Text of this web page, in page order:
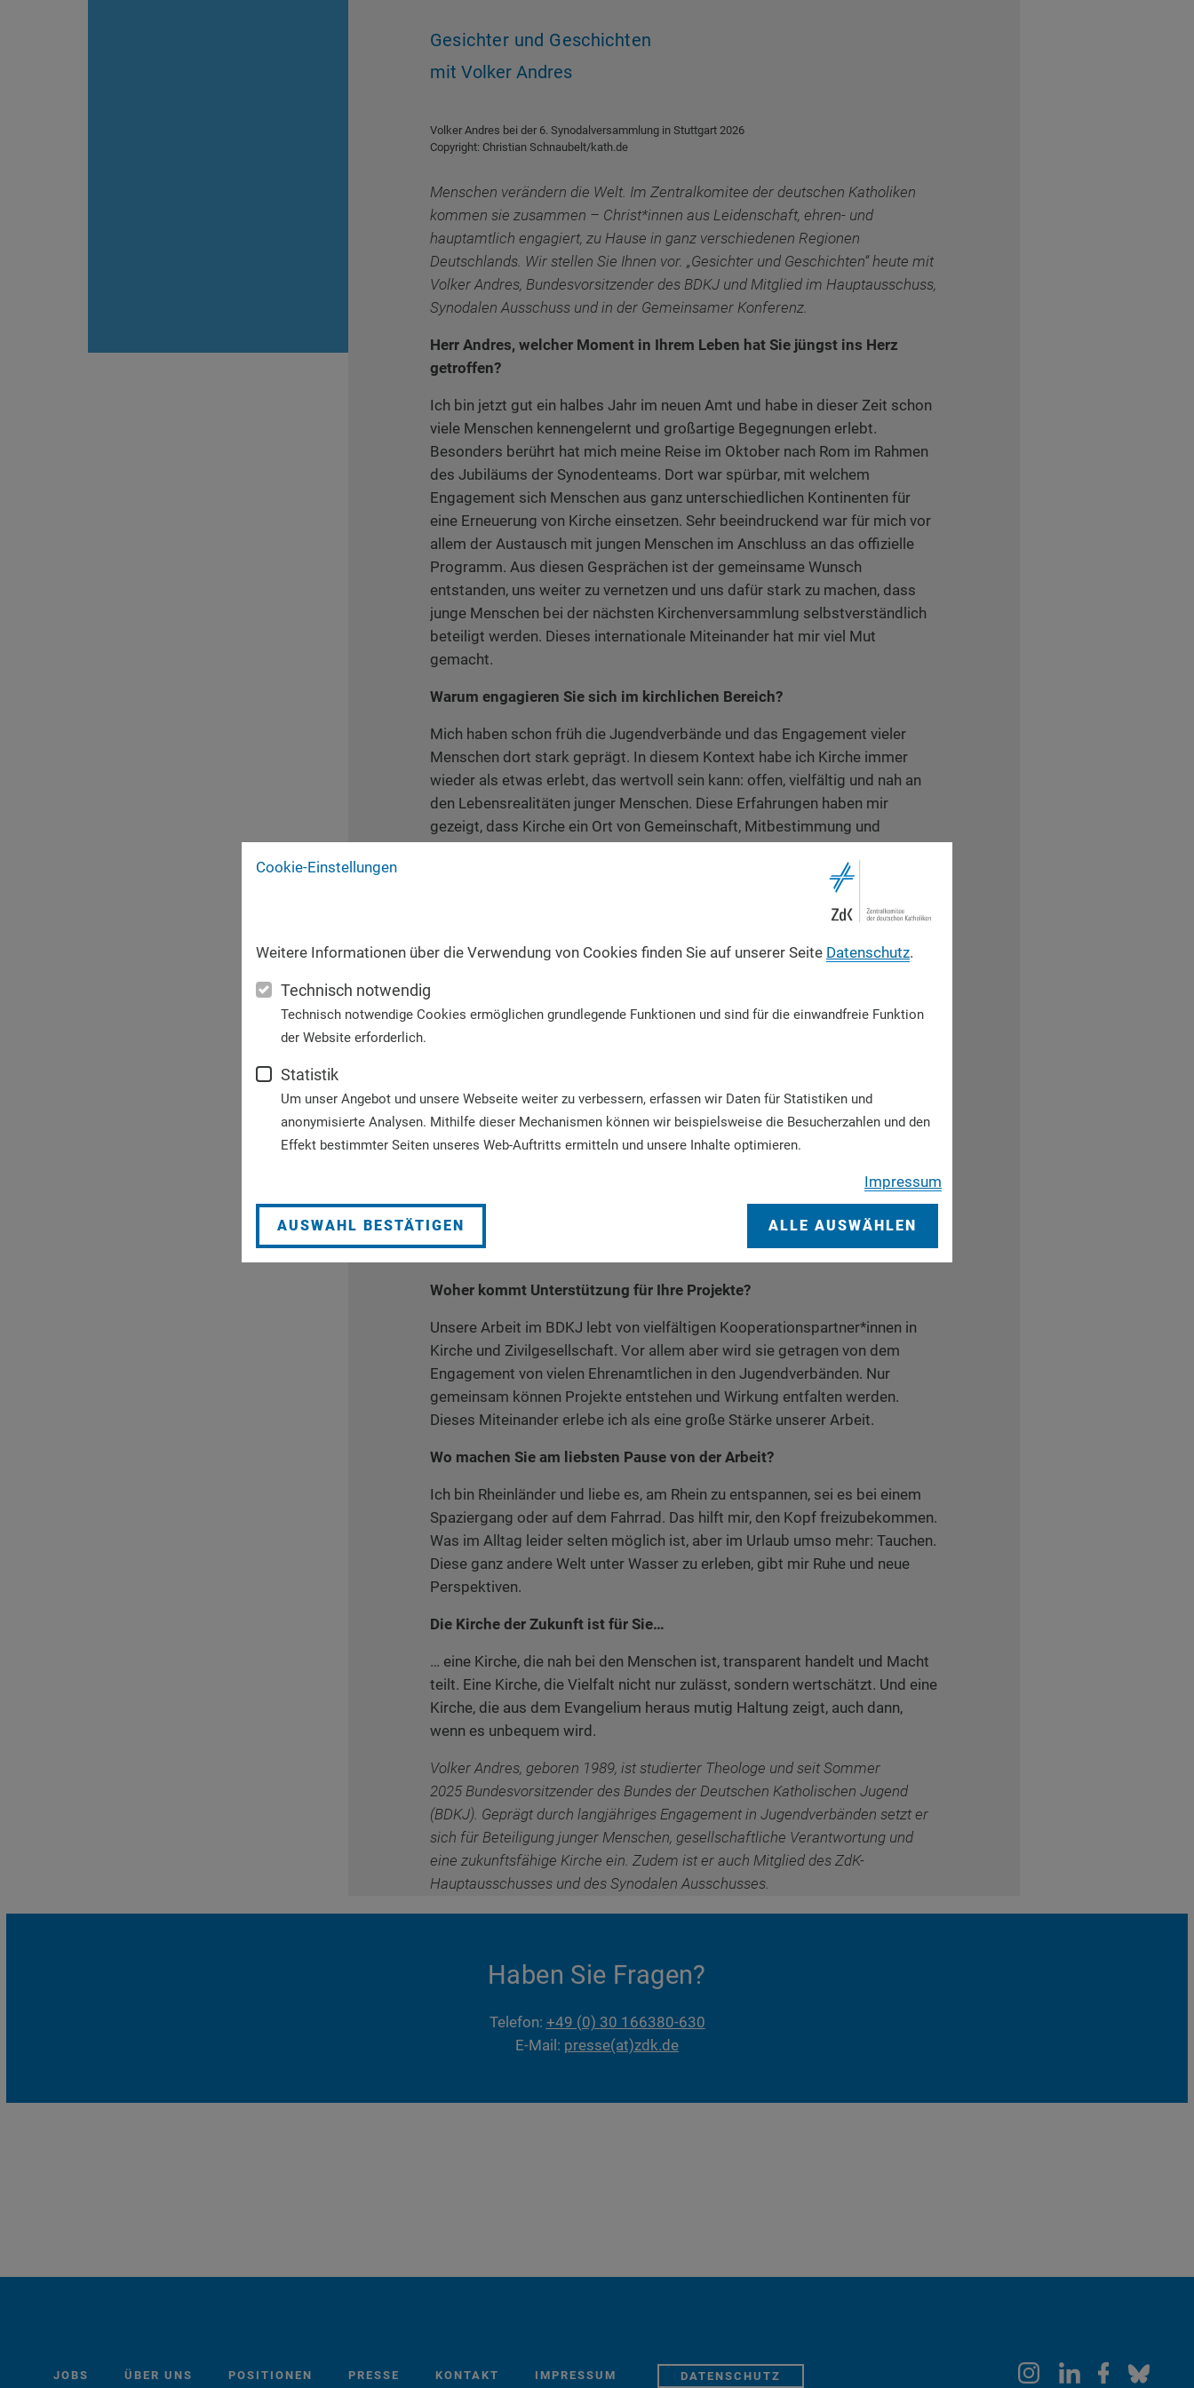
Gesichter und Geschichten
mit Volker Andres
öffnet größere Variante in Lightbox
Volker Andres bei der 6. Synodalversammlung in Stuttgart 2026
Copyright: Christian Schnaubelt/kath.de
Menschen verändern die Welt. Im Zentralkomitee der deutschen Katholiken
kommen sie zusammen – Christ*innen aus Leidenschaft, ehren- und
hauptamtlich engagiert, zu Hause in ganz verschiedenen Regionen
Deutschlands. Wir stellen Sie Ihnen vor. „Gesichter und Geschichten“ heute mit
Volker Andres, Bundesvorsitzender des BDKJ und Mitglied im Hauptausschuss,
Synodalen Ausschuss und in der Gemeinsamer Konferenz.
Herr Andres, welcher Moment in Ihrem Leben hat Sie jüngst ins Herz
getroffen?
Ich bin jetzt gut ein halbes Jahr im neuen Amt und habe in dieser Zeit schon
viele Menschen kennengelernt und großartige Begegnungen erlebt.
Besonders berührt hat mich meine Reise im Oktober nach Rom im Rahmen
des Jubiläums der Synodenteams. Dort war spürbar, mit welchem
Engagement sich Menschen aus ganz unterschiedlichen Kontinenten für
eine Erneuerung von Kirche einsetzen. Sehr beeindruckend war für mich vor
allem der Austausch mit jungen Menschen im Anschluss an das offizielle
Programm. Aus diesen Gesprächen ist der gemeinsame Wunsch
entstanden, uns weiter zu vernetzen und uns dafür stark zu machen, dass
junge Menschen bei der nächsten Kirchenversammlung selbstverständlich
beteiligt werden. Dieses internationale Miteinander hat mir viel Mut
gemacht.
Warum engagieren Sie sich im kirchlichen Bereich?
Mich haben schon früh die Jugendverbände und das Engagement vieler
Menschen dort stark geprägt. In diesem Kontext habe ich Kirche immer
wieder als etwas erlebt, das wertvoll sein kann: offen, vielfältig und nah an
den Lebensrealitäten junger Menschen. Diese Erfahrungen haben mir
gezeigt, dass Kirche ein Ort von Gemeinschaft, Mitbestimmung und
und weiteren Menschen positive Erfahrungen ermöglichen, wie ich sie
erleben, in dem sie ernst genommen werden und wirklich mitgestalten
können. Dazu gehört für mich eine Kirche, die zuhört, lernfähig ist und den
Was macht Sie an Ihrer Arbeit glücklich?
und zu sehen, mit welchem Engagement und welcher Leidenschaft sie sich
einbringen. Wenn ich erlebe, dass junge Menschen merken: Mein Einsatz
zählt, meine Stimme hat Gewicht - dann ist das für mich eine große
Motivation und Bestätigung.
Woher kommt Unterstützung für Ihre Projekte?
Unsere Arbeit im BDKJ lebt von vielfältigen Kooperationspartner*innen in
Kirche und Zivilgesellschaft. Vor allem aber wird sie getragen von dem
Engagement von vielen Ehrenamtlichen in den Jugendverbänden. Nur
gemeinsam können Projekte entstehen und Wirkung entfalten werden.
Dieses Miteinander erlebe ich als eine große Stärke unserer Arbeit.
Wo machen Sie am liebsten Pause von der Arbeit?
Ich bin Rheinländer und liebe es, am Rhein zu entspannen, sei es bei einem
Spaziergang oder auf dem Fahrrad. Das hilft mir, den Kopf freizubekommen.
Was im Alltag leider selten möglich ist, aber im Urlaub umso mehr: Tauchen.
Diese ganz andere Welt unter Wasser zu erleben, gibt mir Ruhe und neue
Perspektiven.
Die Kirche der Zukunft ist für Sie…
… eine Kirche, die nah bei den Menschen ist, transparent handelt und Macht
teilt. Eine Kirche, die Vielfalt nicht nur zulässt, sondern wertschätzt. Und eine
Kirche, die aus dem Evangelium heraus mutig Haltung zeigt, auch dann,
wenn es unbequem wird.
Volker Andres, geboren 1989, ist studierter Theologe und seit Sommer
2025 Bundesvorsitzender des Bundes der Deutschen Katholischen Jugend
(BDKJ). Geprägt durch langjähriges Engagement in Jugendverbänden setzt er
sich für Beteiligung junger Menschen, gesellschaftliche Verantwortung und
eine zukunftsfähige Kirche ein. Zudem ist er auch Mitglied des ZdK-
Hauptausschusses und des Synodalen Ausschusses.
Haben Sie Fragen?
Telefon: +49 (0) 30 166380-630
E-Mail: presse(at)zdk.de
JOBS ÜBER UNS POSITIONEN PRESSE KONTAKT IMPRESSUM DATENSCHUTZ
Cookie-Einstellungen
Weitere Informationen über die Verwendung von Cookies finden Sie auf unserer Seite Datenschutz.
Technisch notwendig
Technisch notwendige Cookies ermöglichen grundlegende Funktionen und sind für die einwandfreie Funktion
der Website erforderlich.
Statistik
Um unser Angebot und unsere Webseite weiter zu verbessern, erfassen wir Daten für Statistiken und
anonymisierte Analysen. Mithilfe dieser Mechanismen können wir beispielsweise die Besucherzahlen und den
Effekt bestimmter Seiten unseres Web-Auftritts ermitteln und unsere Inhalte optimieren.
Impressum
AUSWAHL BESTÄTIGEN ALLE AUSWÄHLEN